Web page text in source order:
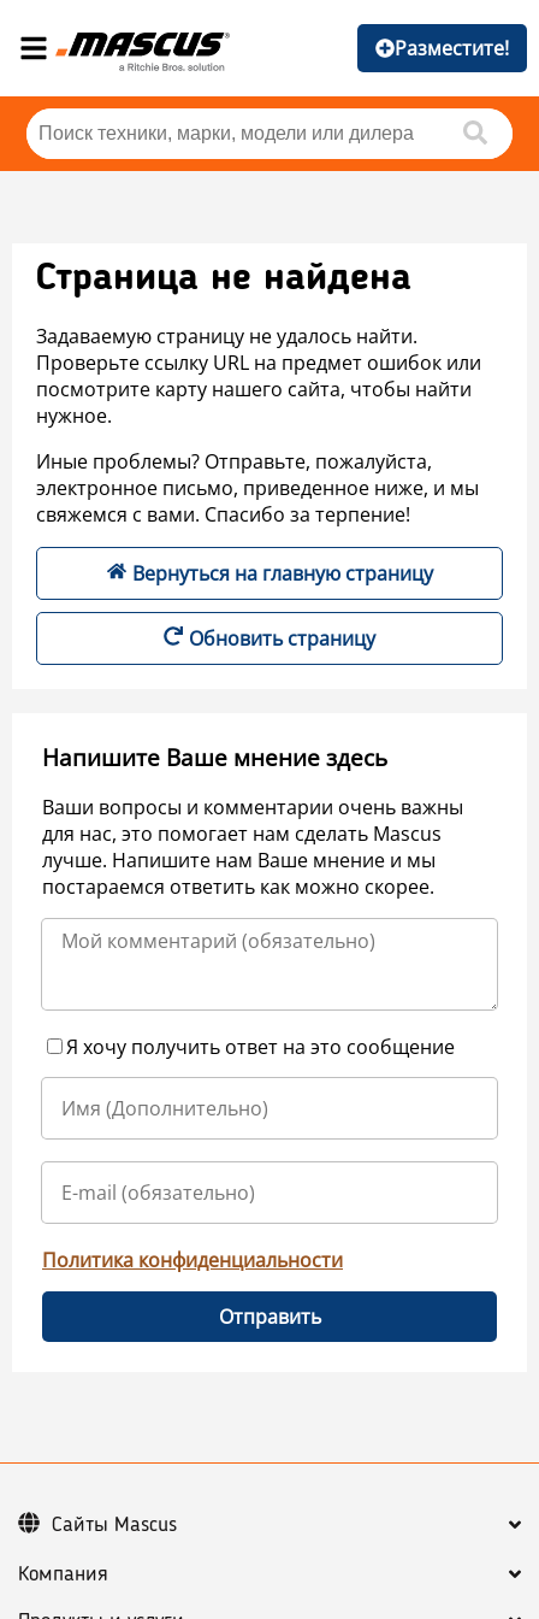
Разместите!
Страница не найдена
Задаваемую страницу не удалось найти.
Проверьте ссылку URL на предмет ошибок или
посмотрите карту нашего сайта, чтобы найти
нужное.
Иные проблемы? Отправьте, пожалуйста,
электронное письмо, приведенное ниже, и мы
свяжемся с вами. Спасибо за терпение!
Вернуться на главную страницу
Обновить страницу
Напишите Ваше мнение здесь
Ваши вопросы и комментарии очень важны
для нас, это помогает нам сделать Mascus
лучше. Напишите нам Ваше мнение и мы
постараемся ответить как можно скорее.
Я хочу получить ответ на это сообщение
Политика конфиденциальности
Отправить
Компания
Сайты Mascus